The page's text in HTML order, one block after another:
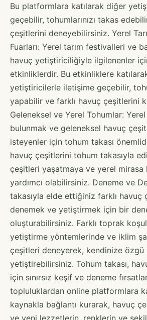
Bu platformlara katılarak diğer
geçebilir, tohumlarınızı takas
çeşitlerini deneyebilirsiniz. Yerel
Fuarları: Yerel tarım festivalleri ve
havuç yetiştiriciliğiyle ilgilenenler
etkinliklerdir. Bu etkinliklere
yetiştiricilerle iletişime geçebilir,
yapabilir ve farklı havuç çeşitlerini
Geleneksel ve Yerel Tohumlar:
bulunmak ve geleneksel havuç
isteyenler için tohum takası
havuç çeşitlerini tohum takasıyla
çeşitleri yaşatmaya ve yerel mirasa
yardımcı olabilirsiniz. Deneme ve
takasıyla elde ettiğiniz farklı havuç
denemek ve yetiştirmek için bir
oluşturabilirsiniz. Farklı toprak
yetiştirme yöntemlerinde ve iklim
çeşitleri deneyerek, kendinize özgü
yetiştirebilirsiniz. Tohum takası,
için sınırsız keşif ve deneme
topluluklardan online platformlara
kaynakla bağlantı kurarak, havuç
ve yeni lezzetlerin, renklerin ve